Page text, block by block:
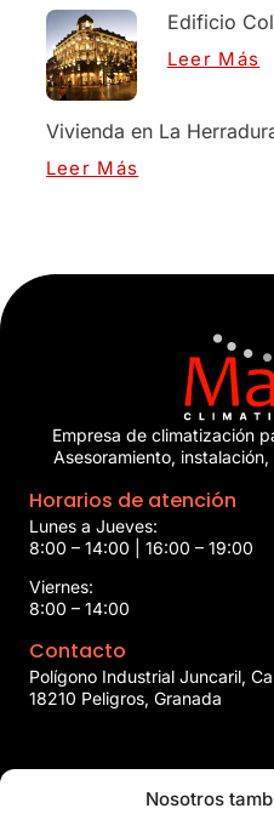
Nosotros
Edificio
Leer Más
Vivienda en La
Leer Más
Empresa de climatización
Asesoramiento,
Horarios de atención
Lunes a Jueves:
8:00 – 14:00 | 16:00 – 19:00
Viernes:
8:00 – 14:00
Contacto
Polígono Industrial Juncaril,
18210 Peligros, Granada